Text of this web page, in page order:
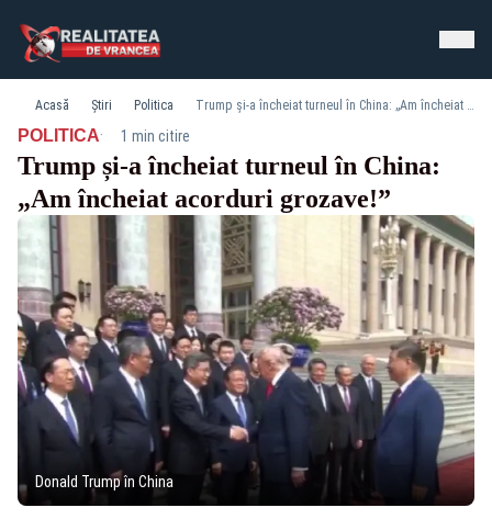
Acasă Știri Politica Trump și-a încheiat turneul în China: „Am încheiat acorduri grozave!”
POLITICA· 1 min citire
Trump și-a încheiat turneul în China:
„Am încheiat acorduri grozave!”
Donald Trump în China